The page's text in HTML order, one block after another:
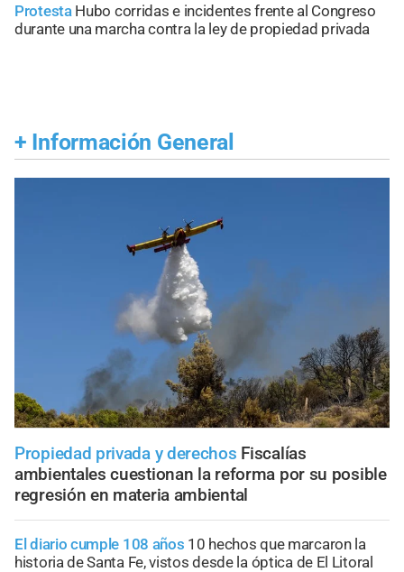
Protesta Hubo corridas e incidentes frente al Congreso
durante una marcha contra la ley de propiedad privada
+ Información General
Propiedad privada y derechos Fiscalías
ambientales cuestionan la reforma por su posible
regresión en materia ambiental
El diario cumple 108 años 10 hechos que marcaron la
historia de Santa Fe, vistos desde la óptica de El Litoral